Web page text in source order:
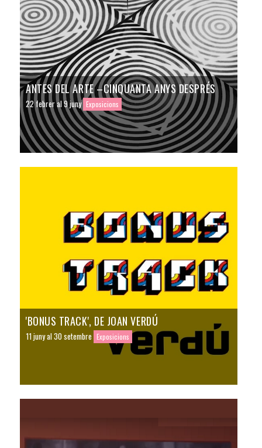
ANTES DEL ARTE –CINQUANTA ANYS DESPRÉS
22 febrer al 9 juny Exposicions
'BONUS TRACK', DE JOAN VERDÚ
11 juny al 30 setembre Exposicions